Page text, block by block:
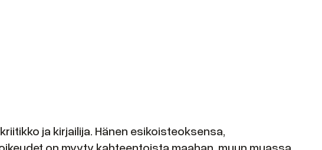
ja kirjailija. Hänen esikoisteoksensa,
on myyty kahteentoista maahan, muun muassa